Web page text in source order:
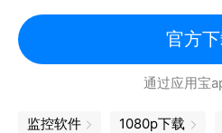
官方
通过应用宝
监控软件 1080p下载